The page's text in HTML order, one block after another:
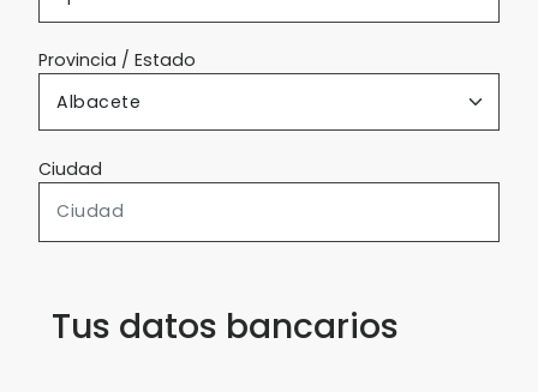
Provincia / Estado
Ciudad
Tus datos bancarios